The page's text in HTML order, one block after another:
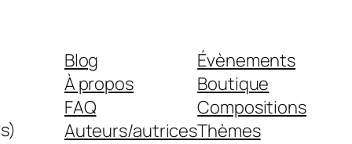
Blog
À propos
FAQ
Auteurs/autrices
Évènements
Boutique
Compositions
Thèmes